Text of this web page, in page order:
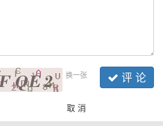
换一张 评 论
取 消